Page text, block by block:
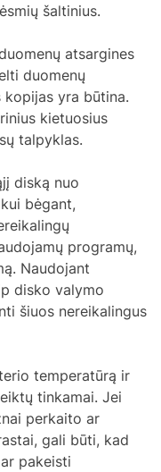
šaltinius.
atsargines
duomenų
yra būtina.
kietuosius
talpyklas.
diską nuo
bėgant,
programų,
Naudojant
disko valymo
šiuos nereikalingus
temperatūrą ir
tinkamai. Jei
perkaito ar
gali būti, kad
pakeisti